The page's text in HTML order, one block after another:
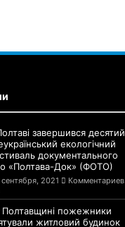
завершився десятий
екологічний
документального
«Полтава-Док» (ФОТО)
2021
Комментариев
Полтавщині пожежники
житловий будинок